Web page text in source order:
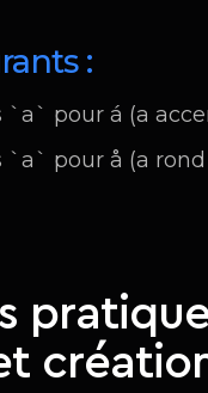
:
pour á (a
pour å (a rond